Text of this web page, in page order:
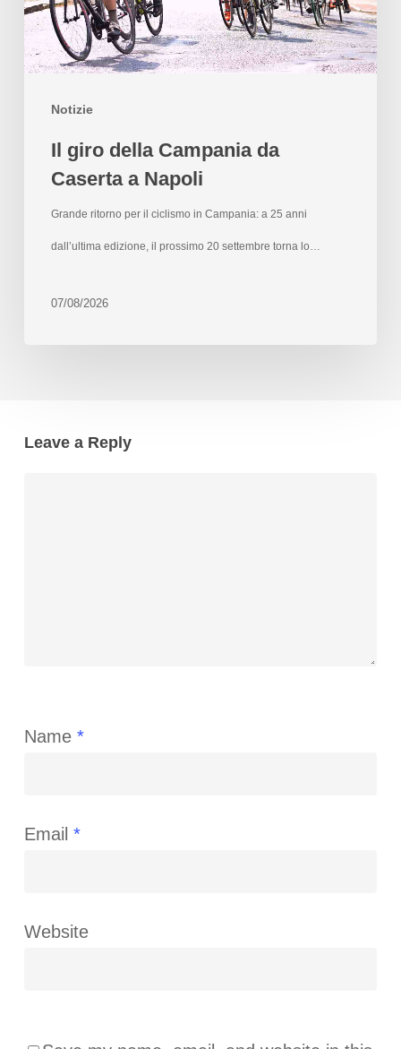
Notizie
Il giro della Campania da
Caserta a Napoli
Grande ritorno per il ciclismo in Campania: a 25 anni
dall’ultima edizione, il prossimo 20 settembre torna lo…
07/08/2026
Leave a Reply
Name *
Email *
Website